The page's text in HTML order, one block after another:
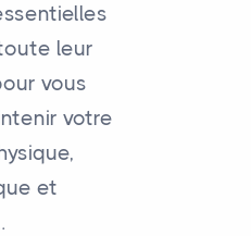
leur
vous
votre
et